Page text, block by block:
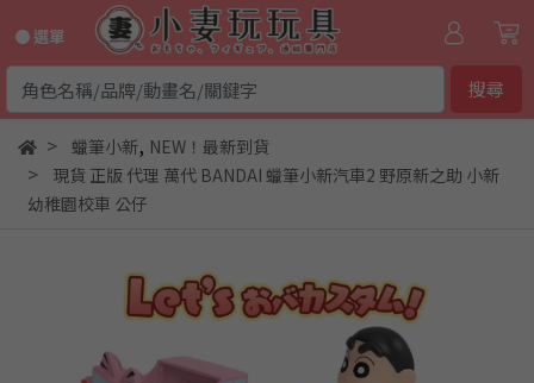
● 選單
搜尋
蠟筆小新, NEW！最新到貨
現貨 正版 代理 萬代 BANDAI 蠟筆小新汽車2 野原新之助 小新
幼稚園校車 公仔